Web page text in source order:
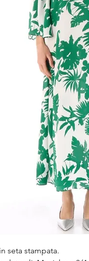
seta stampata.